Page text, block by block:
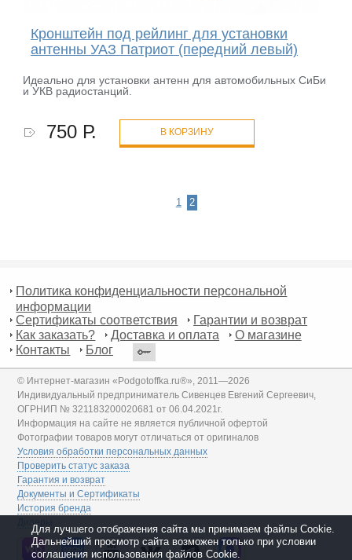
Кронштейн под рейлинг для установки
антенны УАЗ Патриот (передний левый)
Идеально для установки антенн для автомобильных СиБи
и УКВ радиостанций.
750 Р. В КОРЗИНУ
1 2
Политика конфиденциальности персональной
информации
Сертификаты соответствия
Гарантии и возврат
Как заказать?
Доставка и оплата
О магазине
Контакты
Блог
© Интернет-магазин «Podgotoffka.ru®», 2011—2026
Индивидуальный предприниматель Сивенцев Евгений Сергеевич,
ОГРНИП № 321183200020681 от 06.04.2021г.
Информация на сайте не является публичной офертой
Фотографии товаров могут отличаться от оригиналов
Условия обработки персональных данных
Проверить статус заказа
Гарантия и возврат
Документы и Сертификаты
История бренда
Дилеры
Для лучшего отображения сайта мы принимаем файлы Cookie.
Дальнейший просмотр сайта возможен только при условии
соглашения использования файлов Cookie.